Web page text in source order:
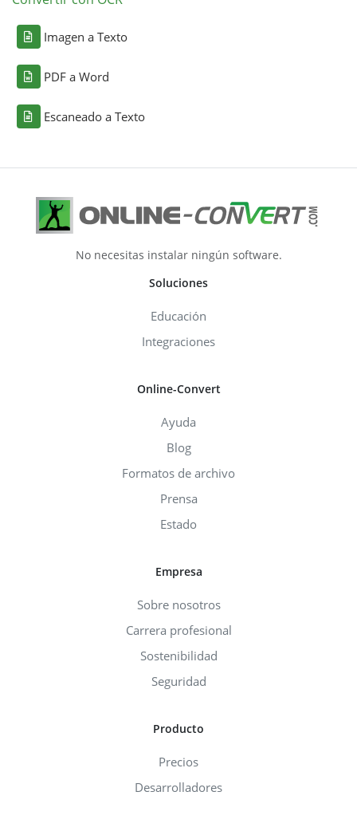
Imagen a Texto
PDF a Word
Escaneado a Texto
No necesitas instalar ningún software.
Soluciones
Educación
Integraciones
Online-Convert
Ayuda
Blog
Formatos de archivo
Prensa
Estado
Empresa
Sobre nosotros
Carrera profesional
Sostenibilidad
Seguridad
Producto
Precios
Desarrolladores